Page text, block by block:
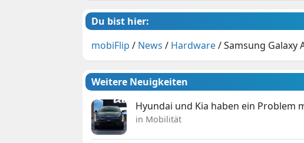
Du bist hier:
mobiFlip / News / Hardware/Samsung Galaxy
Weitere Neuigkeiten
Hyundai und Kia haben ein Problem
in Mobilität